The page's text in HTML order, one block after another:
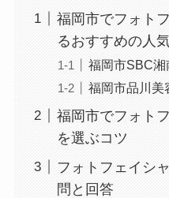
福岡市でフォト
るおすすめの人
福岡市SBC湘
福岡市品川美
福岡市でフォト
を選ぶコツ
フォトフェイシ
問と回答